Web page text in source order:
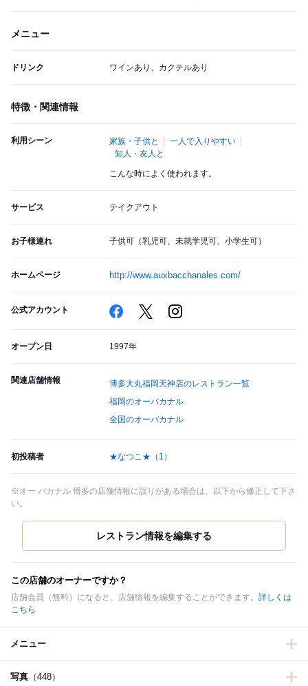
メニュー
ドリンク ワインあり、カクテルあり
特徴・関連情報
利用シーン 家族・子供と
一人で入りやすい
知人・友人と
こんな時によく使われます。
サービス テイクアウト
お子様連れ 子供可（乳児可、未就学児可、小学生可）
ホームページ http://www.auxbacchanales.com/
公式アカウント
オープン日 1997年
関連店舗情報
博多大丸福岡天神店のレストラン一覧
福岡のオーバカナル
全国のオーバカナル
初投稿者 ★なつこ★ （1）
※オー バカナル 博多の店舗情報に誤りがある場合は、以下から修正して下さ
い。
この店舗のオーナーですか？
店舗会員（無料）になると、店舗情報を編集することができます。 詳しくは
こちら
メニュー
写真 （448）